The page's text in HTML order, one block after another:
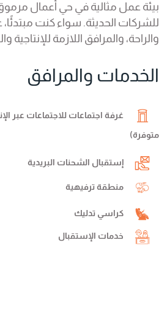
بيئة عمل مثالية في حي أعمال
للشركات الحديثة. سواء كنت مبتدئًا،
والراحة، والمرافق اللازمة للإنتاجية
الخدمات والمرافق
غرفة اجتماعات للاجتماعات عبر
متوفرة)
إستقبال الشحنات البريدية
منطقة ترفيهية
كراسي تدليك
خدمات الإستقبال